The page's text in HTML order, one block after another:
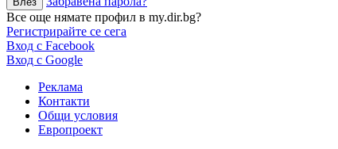
Все още нямате профил в my.dir.bg?
Регистрирайте се сега
Вход с Facebook
Вход с Google
Реклама
Контакти
Общи условия
Европроект